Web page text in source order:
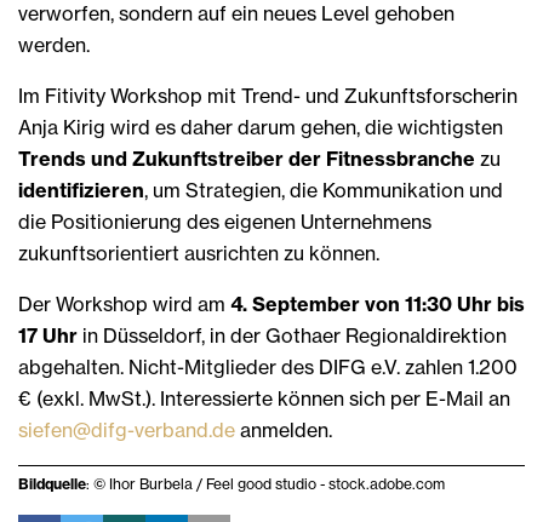
verworfen, sondern auf ein neues Level gehoben
werden.
Im Fitivity Workshop mit Trend- und Zukunftsforscherin
Anja Kirig wird es daher darum gehen, die wichtigsten
Trends und Zukunftstreiber der Fitnessbranche zu
identifizieren, um Strategien, die Kommunikation und
die Positionierung des eigenen Unternehmens
zukunftsorientiert ausrichten zu können.
Der Workshop wird am 4. September von 11:30 Uhr bis
17 Uhr in Düsseldorf, in der Gothaer Regionaldirektion
abgehalten. Nicht-Mitglieder des DIFG e.V. zahlen 1.200
€ (exkl. MwSt.). Interessierte können sich per E-Mail an
siefen@difg-verband.de anmelden.
Bildquelle: © Ihor Burbela / Feel good studio - stock.adobe.com